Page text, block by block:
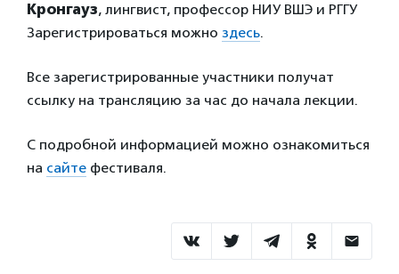
Кронгауз, лингвист, профессор НИУ ВШЭ и РГГУ
Зарегистрироваться можно здесь.
Все зарегистрированные участники получат
ссылку на трансляцию за час до начала лекции.
С подробной информацией можно ознакомиться
на сайте фестиваля.